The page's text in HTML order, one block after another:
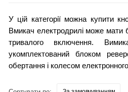
У цій категорії можна купити
Вмикач електродрилі може мати
тривалого включення.
укомплектований блоком
обертання і колесом